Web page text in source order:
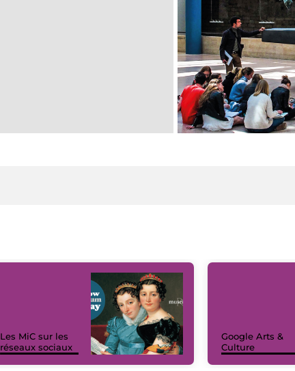
Les MiC sur les
réseaux sociaux
Google Arts &
Culture